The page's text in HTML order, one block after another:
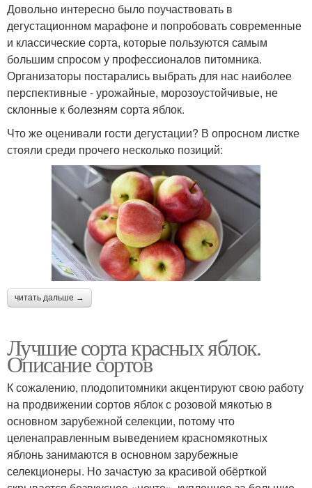
Довольно интересно было поучаствовать в
дегустационном марафоне и попробовать современные
и классические сорта, которые пользуются самым
большим спросом у профессионалов питомника.
Организаторы постарались выбрать для нас наиболее
перспективные - урожайные, морозоустойчивые, не
склонные к болезням сорта яблок.
Что же оценивали гости дегустации? В опросном листке
стояли среди прочего несколько позиций:
читать дальше →
Лучшие сорта красных яблок.
Описание сортов
К сожалению, плодопитомники акцентируют свою работу
на продвижении сортов яблок с розовой мякотью в
основном зарубежной селекции, потому что
целенаправленным выведением красномякотных
яблонь занимаются в основном зарубежные
селекционеры. Но зачастую за красивой обёрткой